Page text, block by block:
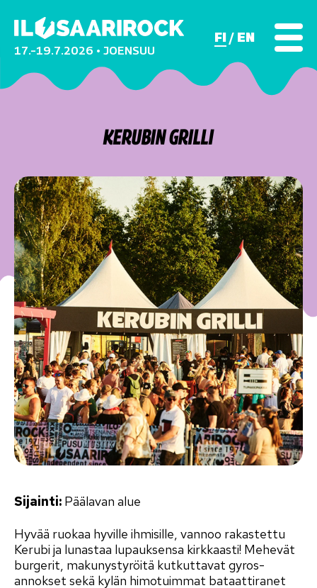
17.–19.7.2026 • JOENSUU
FI EN
KERUBIN GRILLI
Sijainti: Päälavan alue
Hyvää ruokaa hyville ihmisille, vannoo rakastettu
Kerubi ja lunastaa lupauksensa kirkkaasti! Mehevät
burgerit, makunystyröitä kutkuttavat gyros-
annokset sekä kylän himotuimmat bataattiranet